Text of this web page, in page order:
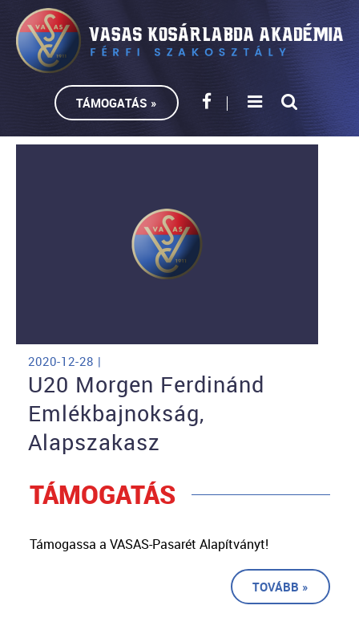
TÁMOGATÁS »
2020-12-28 |
U20 Morgen Ferdinánd
Emlékbajnokság,
Alapszakasz
TÁMOGATÁS
Támogassa a VASAS-Pasarét Alapítványt!
TOVÁBB »